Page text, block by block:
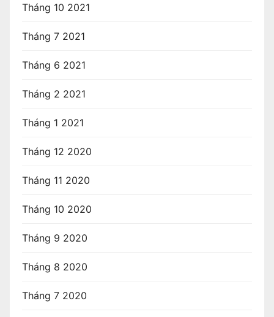
Tháng 10 2021
Tháng 7 2021
Tháng 6 2021
Tháng 2 2021
Tháng 1 2021
Tháng 12 2020
Tháng 11 2020
Tháng 10 2020
Tháng 9 2020
Tháng 8 2020
Tháng 7 2020